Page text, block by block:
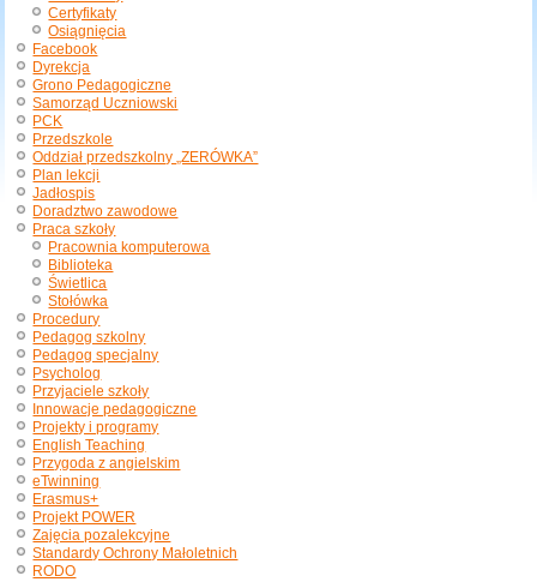
Certyfikaty
Osiągnięcia
Facebook
Dyrekcja
Grono Pedagogiczne
Samorząd Uczniowski
PCK
Przedszkole
Oddział przedszkolny „ZERÓWKA”
Plan lekcji
Jadłospis
Doradztwo zawodowe
Praca szkoły
Pracownia komputerowa
Biblioteka
Świetlica
Stołówka
Procedury
Pedagog szkolny
Pedagog specjalny
Psycholog
Przyjaciele szkoły
Innowacje pedagogiczne
Projekty i programy
English Teaching
Przygoda z angielskim
eTwinning
Erasmus+
Projekt POWER
Zajęcia pozalekcyjne
Standardy Ochrony Małoletnich
RODO